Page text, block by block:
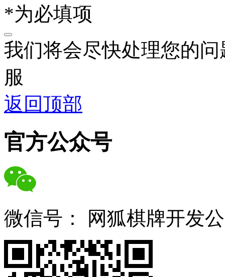
*为必填项
我们将会尽快处理您的
服
返回顶部
官方公众号
微信号： 网狐棋牌开发